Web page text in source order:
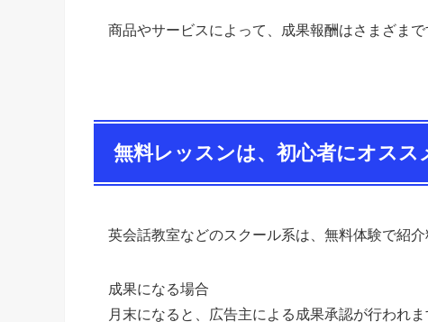
『在庫ゼロ・原価ゼロ』のビジネスモデ
で、赤字になる事ほぼゼロ。
— マツケン社長 | 起業家 | オンライ
商品やサービスによって、成果報酬はさまざま